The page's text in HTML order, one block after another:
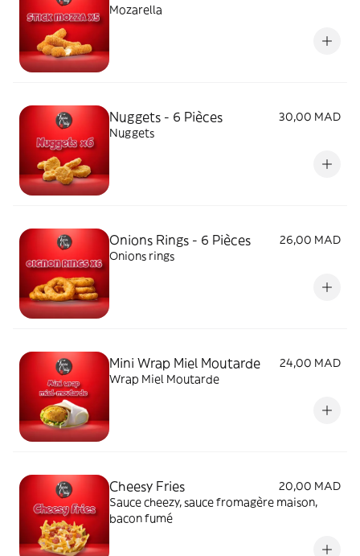
Mozarella
Nuggets - 6 Pièces
30,00 MAD
Nuggets
Onions Rings - 6 Pièces
26,00 MAD
Onions rings
Mini Wrap Miel Moutarde
24,00 MAD
Wrap Miel Moutarde
Cheesy Fries
20,00 MAD
Sauce cheezy, sauce fromagère maison,
bacon fumé